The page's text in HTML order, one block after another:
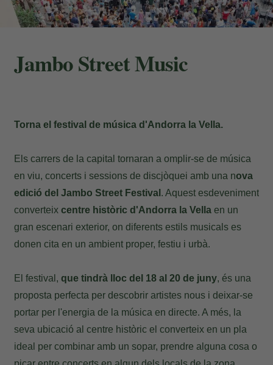
Jambo Street Music
Torna el festival de música d'Andorra la Vella.
Els carrers de la capital tornaran a omplir-se de música
en viu, concerts i sessions de discjòquei amb una nova
edició del Jambo Street Festival . Aquest esdeveniment
converteix centre històric d'Andorra la Vella en un
gran escenari exterior, on diferents estils musicals es
donen cita en un ambient proper, festiu i urbà.
El festival, que tindrà lloc del 18 al 20 de juny, és una
proposta perfecta per descobrir artistes nous i deixar-se
portar per l'energia de la música en directe. A més, la
seva ubicació al centre històric el converteix en un pla
ideal per combinar amb un sopar, prendre alguna cosa o